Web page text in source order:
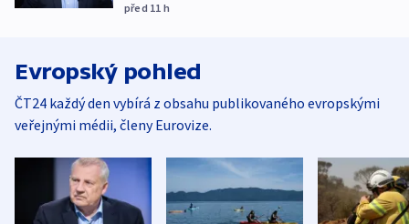
před 11 h
Evropský pohled
ČT24 každý den vybírá z obsahu publikovaného evropskými
veřejnými médii, členy Eurovize.